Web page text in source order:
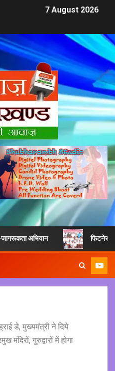
7 August 2026
फिटनेस का मूल मंत्र है
डे, मुख्यमंत्री ने दिये
मंदिरों, गुरुद्वारों में होगा